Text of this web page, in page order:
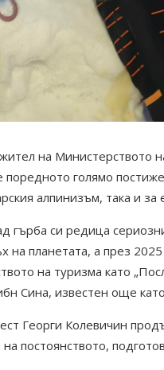
на Министерството
голямо
алпинизъм, така и
гърба си редица
на планетата, а през
на туризма като
Сина, известен още
Георги Колевичин
на постоянството,